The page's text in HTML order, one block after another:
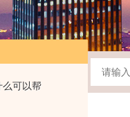
么可以帮